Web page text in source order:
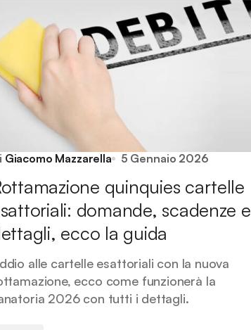
Giacomo Mazzarella 5 Gennaio 2026
quinquies cartelle
domande, scadenze e
ecco la guida
alle cartelle esattoriali con la nuova
ecco come funzionerà la
2026 con tutti i dettagli.